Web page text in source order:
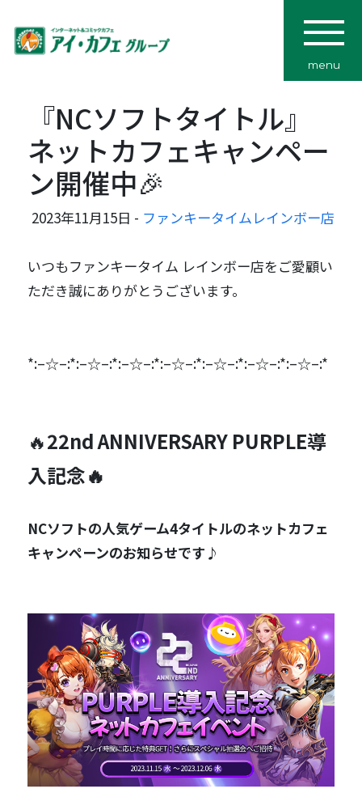
menu
『NCソフトタイトル』
ネットカフェキャンペー
ン開催中🎉
2023年11月15日 - ファンキータイムレインボー店
いつもファンキータイム レインボー店をご愛顧い
ただき誠にありがとうございます。
*:–☆–:*:–☆–:*:–☆–:*:–☆–:*:–☆–:*:–☆–:*:–☆–:*
🔥22nd ANNIVERSARY PURPLE導
入記念🔥
NCソフトの人気ゲーム4タイトルのネットカフェ
キャンペーンのお知らせです♪